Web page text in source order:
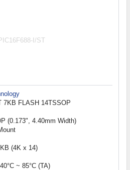
7KB FLASH 14TSSOP
(0.173", 4.40mm Width)
(4K x 14)
~ 85°C (TA)